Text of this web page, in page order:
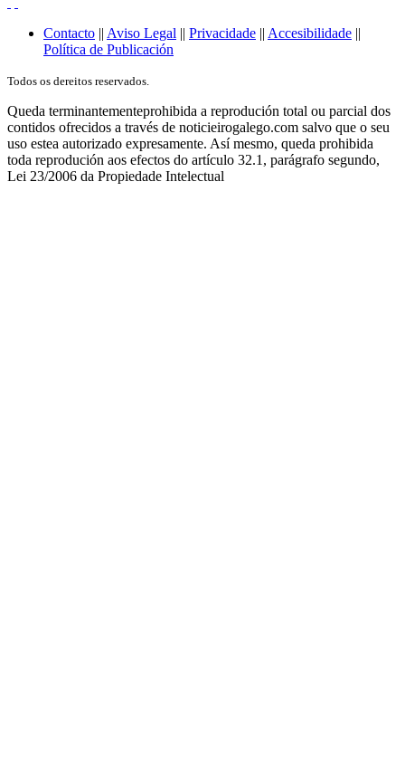
Contacto || Aviso Legal || Privacidade || Accesibilidade ||
Política de Publicación
Todos os dereitos reservados.
Queda terminantementeprohibida a reprodución total ou parcial dos
contidos ofrecidos a través de noticieirogalego.com salvo que o seu
uso estea autorizado expresamente. Así mesmo, queda prohibida
toda reprodución aos efectos do artículo 32.1, parágrafo segundo,
Lei 23/2006 da Propiedade Intelectual